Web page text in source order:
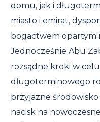
domu, jak i
miasto i emirat,
bogactwem opartym
Jednocześnie Abu
rozsądne kroki w
długoterminowego
przyjazne
nacisk na